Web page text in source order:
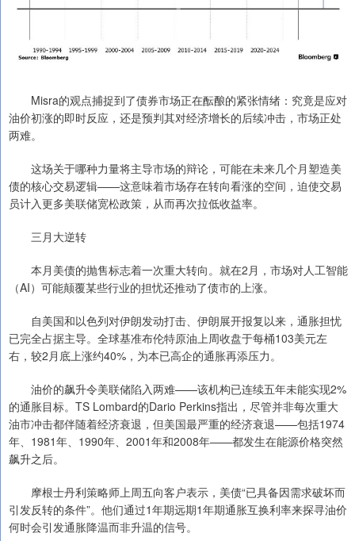
Misra的观点捕捉到了债券市场正在酝酿的紧张情绪：究竟是应对
油价初涨的即时反应，还是预判其对经济增长的后续冲击，市场正处
两难。
这场关于哪种力量将主导市场的辩论，可能在未来几个月塑造美
债的核心交易逻辑——这意味着市场存在转向看涨的空间，迫使交易
员计入更多美联储宽松政策，从而再次拉低收益率。
三月大逆转
本月美债的抛售标志着一次重大转向。就在2月，市场对人工智能
（AI）可能颠覆某些行业的担忧还推动了债市的上涨。
自美国和以色列对伊朗发动打击、伊朗展开报复以来，通胀担忧
已完全占据主导。全球基准布伦特原油上周收盘于每桶103美元左
右，较2月底上涨约40%，为本已高企的通胀再添压力。
油价的飙升令美联储陷入两难——该机构已连续五年未能实现2%
的通胀目标。TS Lombard的Dario Perkins指出，尽管并非每次重大
油市冲击都伴随着经济衰退，但美国最严重的经济衰退——包括1974
年、1981年、1990年、2001年和2008年——都发生在能源价格突然
飙升之后。
摩根士丹利策略师上周五向客户表示，美债“已具备因需求破坏而
引发反转的条件”。他们通过1年期远期1年期通胀互换利率来探寻油价
何时会引发通胀降温而非升温的信号。